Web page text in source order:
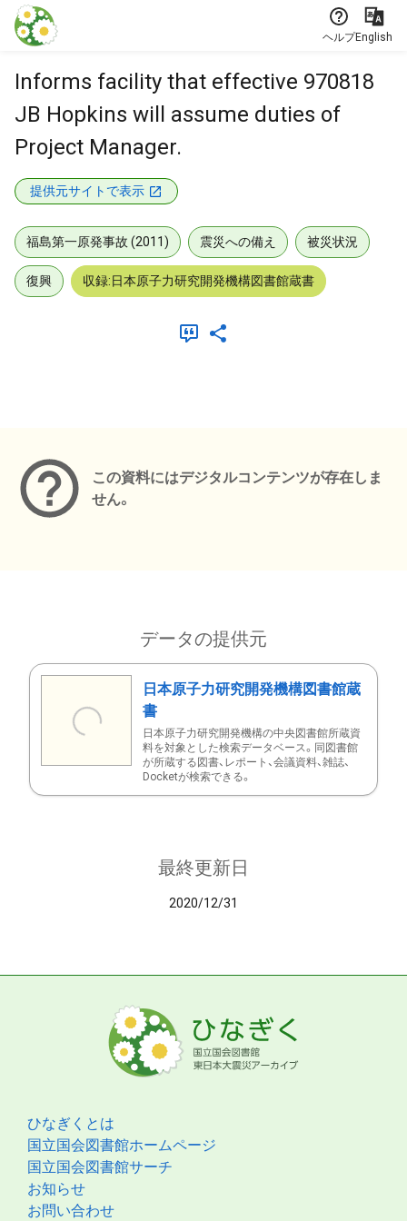
本文に飛ぶ
ヘルプEnglish
Informs facility that effective 970818
JB Hopkins will assume duties of
Project Manager.
提供元サイトで表示
福島第一原発事故 (2011) 震災への備え 被災状況
復興 収録:日本原子力研究開発機構図書館蔵書
この資料にはデジタルコンテンツが存在しま
せん。
データの提供元
日本原子力研究開発機構図書館蔵
書
日本原子力研究開発機構の中央図書館所蔵資
料を対象とした検索データベース。同図書館
が所蔵する図書、レポート、会議資料、雑誌、
Docketが検索できる。
最終更新日
2020/12/31
ひなぎくとは
国立国会図書館ホームページ
国立国会図書館サーチ
お知らせ
お問い合わせ